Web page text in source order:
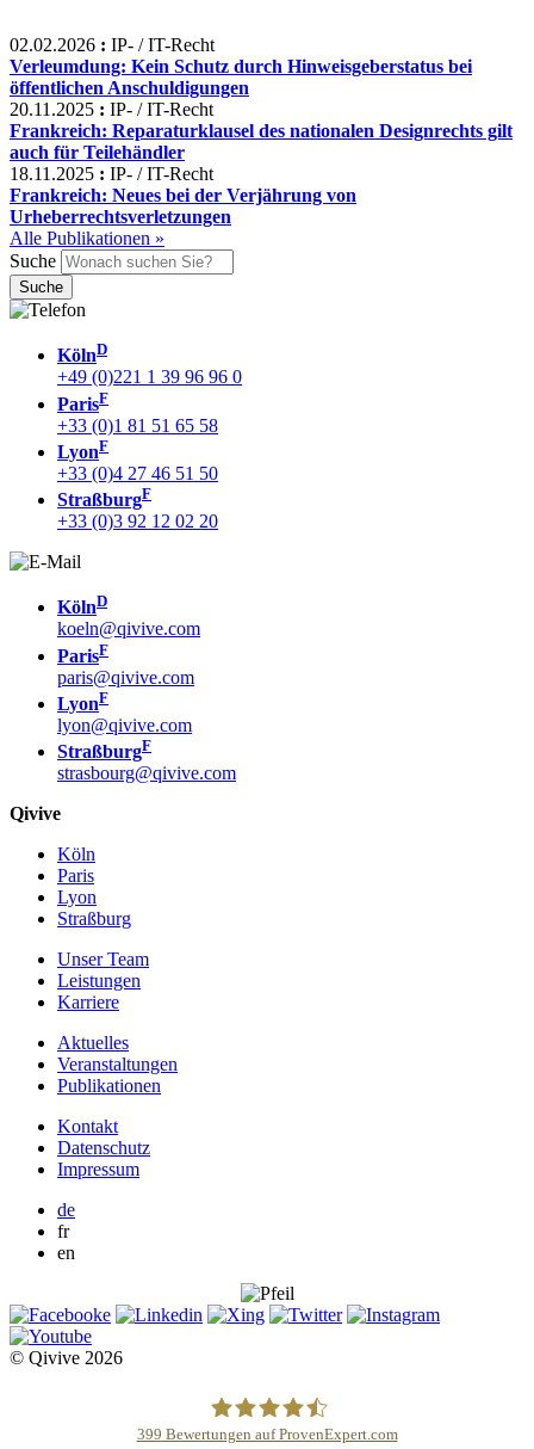
02.02.2026 : IP- / IT-Recht
Verleumdung: Kein Schutz durch Hinweisgeberstatus bei
öffentlichen Anschuldigungen
20.11.2025 : IP- / IT-Recht
Frankreich: Reparaturklausel des nationalen Designrechts gilt
auch für Teilehändler
18.11.2025 : IP- / IT-Recht
Frankreich: Neues bei der Verjährung von
Urheberrechtsverletzungen
Alle Publikationen »
Suche
KölnD
+49 (0)221 1 39 96 96 0
ParisF
+33 (0)1 81 51 65 58
LyonF
+33 (0)4 27 46 51 50
StraßburgF
+33 (0)3 92 12 02 20
KölnD
koeln@qivive.com
ParisF
paris@qivive.com
LyonF
lyon@qivive.com
StraßburgF
strasbourg@qivive.com
Qivive
Köln
Paris
Lyon
Straßburg
Unser Team
Leistungen
Karriere
Aktuelles
Veranstaltungen
Publikationen
Kontakt
Datenschutz
Impressum
de
fr
en
© Qivive 2026
399 Bewertungen auf ProvenExpert.com